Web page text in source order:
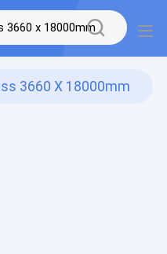
3660 X 18000mm